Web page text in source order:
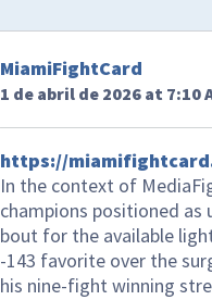
MiamiFightCard
1 de abril de 2026 at 7:10
https://
In the context of
champions positioned
bout for the available
-143 favorite over the
his nine-fight winning